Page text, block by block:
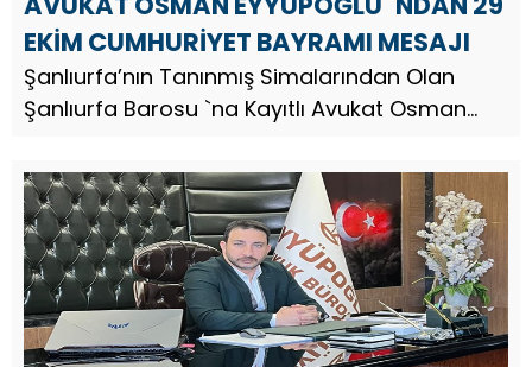
EKİM CUMHURİYET BAYRAMI MESAJI
Şanlıurfa’nın Tanınmış Simalarından Olan
Şanlıurfa Barosu `na Kayıtlı Avukat Osman
102.kuruluş yıl dönümü nedeniyle bir kutlama
mesajı yayınladı. Av. Osman Eyy...